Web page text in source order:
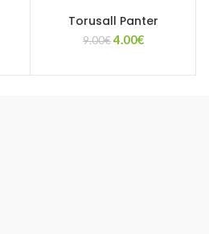
Torusall Panter
9.00€Algne
4.00€Current